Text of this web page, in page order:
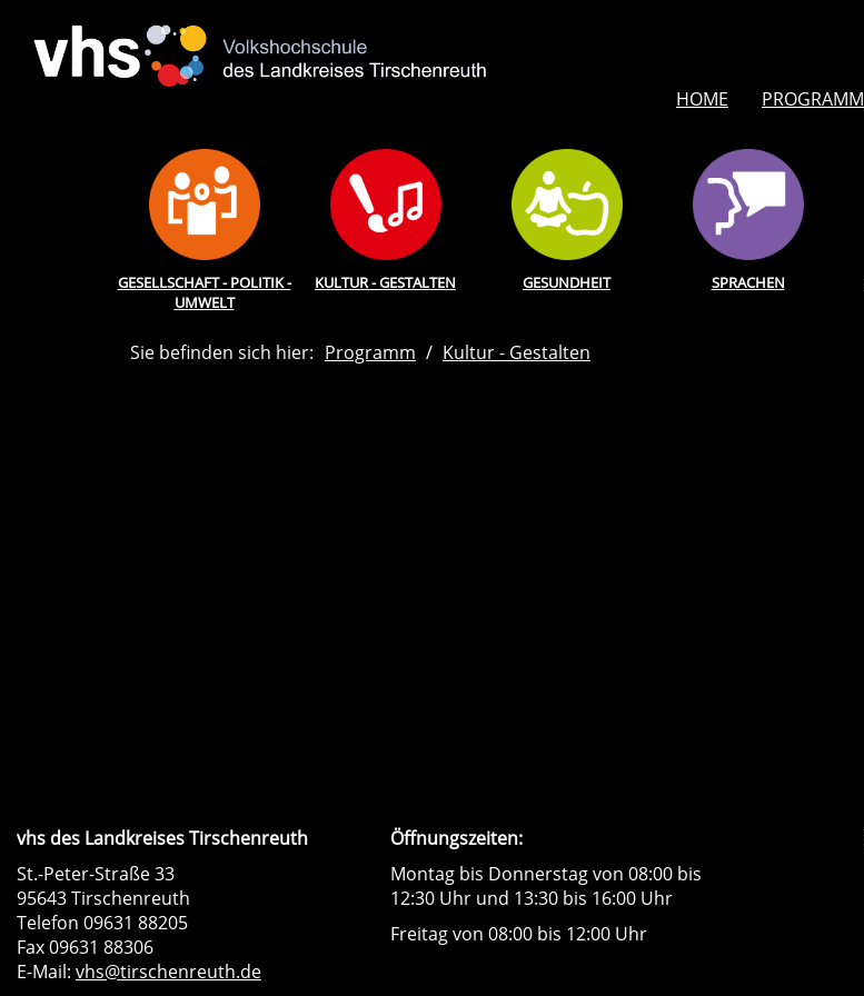
HOME PROGRAMM
GESELLSCHAFT - POLITIK -
UMWELT
KULTUR - GESTALTEN GESUNDHEIT SPRACHEN
Sie befinden sich hier: Programm Kultur - Gestalten
vhs des Landkreises Tirschenreuth
St.-Peter-Straße 33
95643 Tirschenreuth
Telefon 09631 88205
Fax 09631 88306
E-Mail: vhs@tirschenreuth.de
Öffnungszeiten:
Montag bis Donnerstag von 08:00 bis
12:30 Uhr und 13:30 bis 16:00 Uhr
Freitag von 08:00 bis 12:00 Uhr